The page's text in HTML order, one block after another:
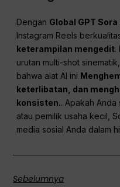
Dengan Global GPT Sora
Instagram Reels
keterampilan mengedit.
urutan multi-shot
bahwa alat AI ini
keterlibatan, dan
konsisten.. Apakah Anda
atau pemilik usaha kecil,
media sosial Anda dalam
Sebelumnya